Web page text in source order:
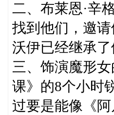
二、布莱恩·辛
找到他们，邀
沃伊已经继承
三、饰演魔形
课》的8个小时
过要是能像《